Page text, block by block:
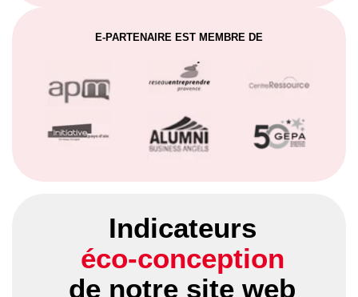
E-PARTENAIRE EST MEMBRE DE
Indicateurs
éco-conception
de notre site web